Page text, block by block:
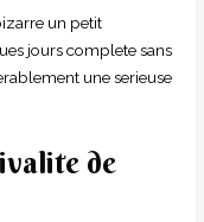
un petit
jours complete sans
une serieuse
de